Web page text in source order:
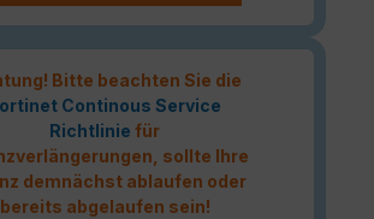
Bitte beachten Sie die
Continous Service
Richtlinie für
sollte Ihre
demnächst ablaufen oder
bereits abgelaufen sein!